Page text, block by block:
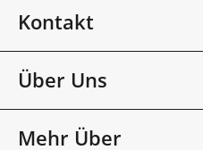
Kontakt
Über Uns
Mehr Über